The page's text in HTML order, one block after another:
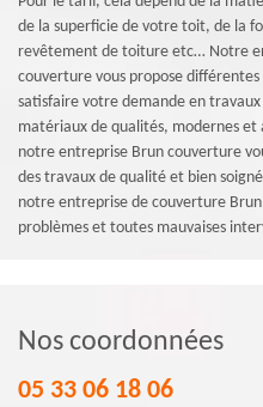
de la superficie de votre toit, de la
revêtement de toiture etc… Notre
couverture vous propose
satisfaire votre demande en
matériaux de qualités, modernes
notre entreprise Brun couverture
des travaux de qualité et bien
notre entreprise de couverture
problèmes et toutes mauvaises
Nos coordonnées
05 33 06 18 06